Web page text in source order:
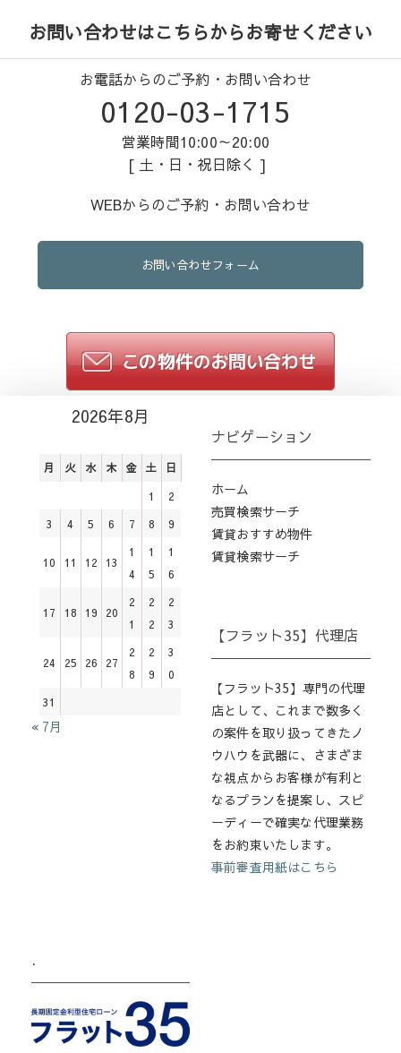
お問い合わせはこちらからお寄せください
お電話からのご予約・お問い合わせ
0120-03-1715
営業時間10:00～20:00
[ 土・日・祝日除く ]
WEBからのご予約・お問い合わせ
お問い合わせフォーム
2026年8月
月 火 水 木 金 土 日
1
2
3
4 5 6 7 8 9
10 11 12 13
1
4
1
5
1
6
17 18 19 20
2
1
2
2
2
3
24 25 26 27
2
8
2
9
3
0
31
« 7月
ナビゲーション
ホーム
売買検索サーチ
賃貸おすすめ物件
賃貸検索サーチ
【フラット35】代理店
【フラット35】専門の代理
店として、これまで数多く
の案件を取り扱ってきたノ
ウハウを武器に、さまざま
な視点からお客様が有利と
なるプランを提案し、スピ
ーディーで確実な代理業務
をお約束いたします。
事前審査用紙はこちら
.